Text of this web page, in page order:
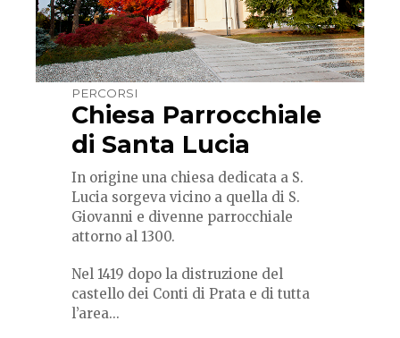
PERCORSI
Chiesa Parrocchiale
di Santa Lucia
In origine una chiesa dedicata a S.
Lucia sorgeva vicino a quella di S.
Giovanni e divenne parrocchiale
attorno al 1300.
Nel 1419 dopo la distruzione del
castello dei Conti di Prata e di tutta
l’area...